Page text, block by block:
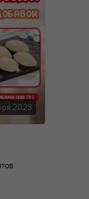
2023